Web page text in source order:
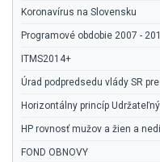
Koronavírus na Slovensku
Programové obdobie 2007 -
ITMS2014+
Úrad podpredsedu vlády SR
Horizontálny princíp
HP rovnosť mužov a žien a
FOND OBNOVY